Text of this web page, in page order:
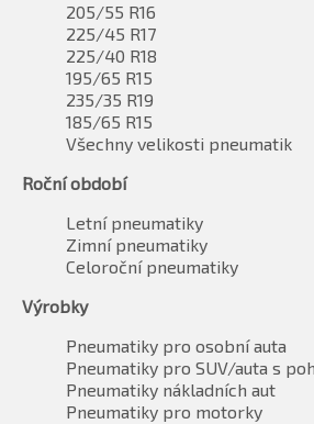
205/55 R16
225/45 R17
225/40 R18
195/65 R15
235/35 R19
185/65 R15
Všechny velikosti pneumatik
Roční období
Letní pneumatiky
Zimní pneumatiky
Celoroční pneumatiky
Výrobky
Pneumatiky pro osobní auta
Pneumatiky pro SUV/auta s
Pneumatiky nákladních aut
Pneumatiky pro motorky